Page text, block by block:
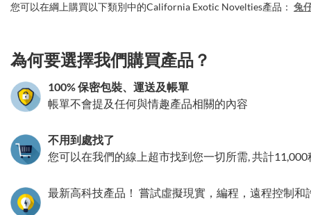
您可以在綱上購買以下類別中的California Exotic Novelties產品： 兔
為何要選擇我們購買產品？
100% 保密包裝、運送及帳單
帳單不會提及任何與情趣產品相關的內容
不用到處找了
您可以在我們的線上超市找到您一切所需, 共計11,000
最新高科技產品！ 嘗試虛擬現實，編程，遠程控制